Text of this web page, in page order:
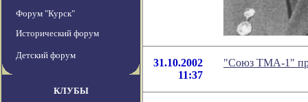
Форум "Курск"
Исторический форум
Детский форум
КЛУБЫ
31.10.2002
11:37
"Союз ТМА-1"